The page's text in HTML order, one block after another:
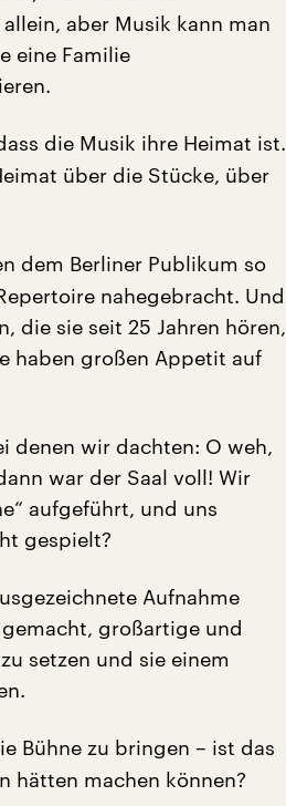
aber Musik kann man
eine Familie
die Musik ihre Heimat ist.
über die Stücke, über
dem Berliner Publikum so
nahegebracht. Und
die sie seit 25 Jahren hören,
haben großen Appetit auf
denen wir dachten: O weh,
war der Saal voll! Wir
aufgeführt, und uns
gespielt?
Aufnahme
großartige und
setzen und sie einem
Bühne zu bringen – ist das
hätten machen können?